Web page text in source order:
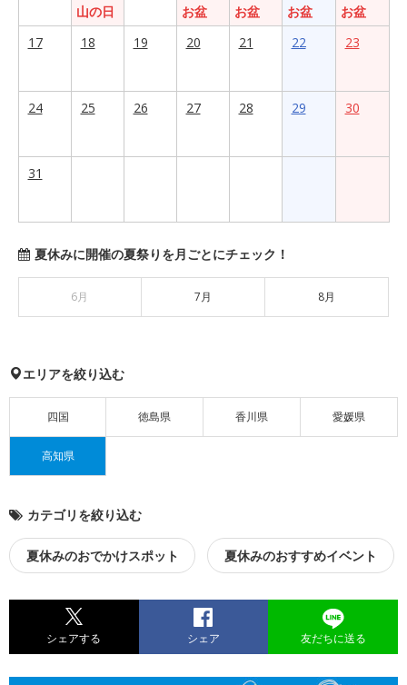
山の日
お盆
お盆
お盆
お盆
17
18 19 20 21 22 23
24 25 26 27 28 29 30
31
夏休みに開催の夏祭りを月ごとにチェック！
6月 7月 8月
エリアを絞り込む
四国 徳島県 香川県 愛媛県
高知県
カテゴリを絞り込む
夏休みのおでかけスポット 夏休みのおすすめイベント
シェアする シェア 友だちに送る